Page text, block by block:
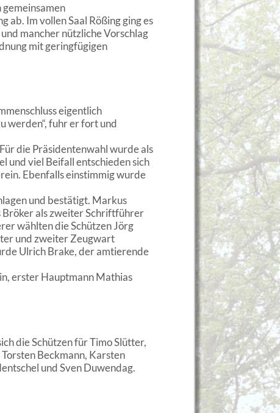
ab. Im vollen Saal Rößing ging es
mancher nützliche Vorschlag
mit geringfügigen
eigentlich
werden“, fuhr er fort und
die Präsidentenwahl wurde als
und viel Beifall entschieden sich
Ebenfalls einstimmig wurde
und bestätigt. Markus
als zweiter Schriftführer
wählten die Schützen Jörg
und zweiter Zeugwart
Ulrich Brake, der amtierende
erster Hauptmann Mathias
die Schützen für Timo Slütter,
Beckmann, Karsten
und Sven Duwendag.